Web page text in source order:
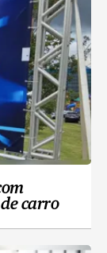
carro